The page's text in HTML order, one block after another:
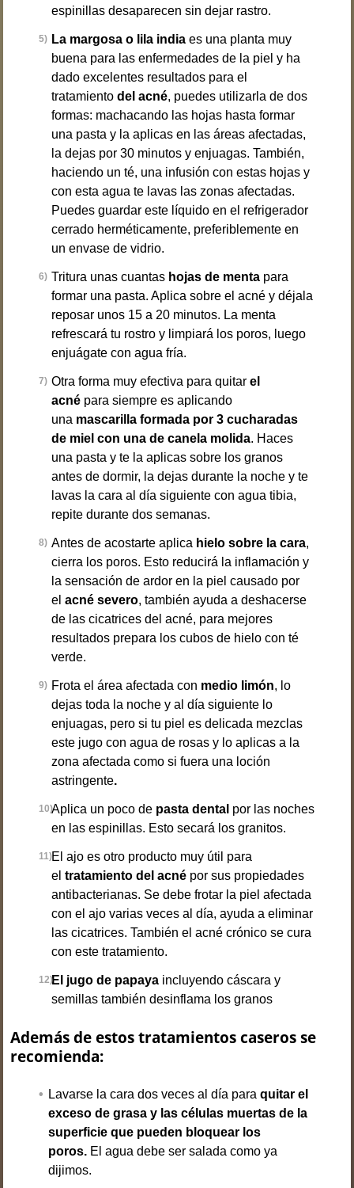
espinillas desaparecen sin dejar rastro.
La margosa o lila indiaes una planta muy
buena para las enfermedades de la piel y ha
dado excelentes resultados para el
tratamiento del acné, puedes utilizarla de dos
formas: machacando las hojas hasta formar
una pasta y la aplicas en las áreas afectadas,
la dejas por 30 minutos y enjuagas. También,
haciendo un té, una infusión con estas hojas y
con esta agua te lavas las zonas afectadas.
Puedes guardar este líquido en el refrigerador
cerrado herméticamente, preferiblemente en
un envase de vidrio.
Tritura unas cuantas hojas de mentapara
formar una pasta. Aplica sobre el acné y déjala
reposar unos 15 a 20 minutos. La menta
refrescará tu rostro y limpiará los poros, luego
enjuágate con agua fría.
Otra forma muy efectiva para quitar el
acnépara siempre es aplicando
una mascarilla formada por 3 cucharadas
de miel con una de canela molida. Haces
una pasta y te la aplicas sobre los granos
antes de dormir, la dejas durante la noche y te
lavas la cara al día siguiente con agua tibia,
repite durante dos semanas.
Antes de acostarte aplica hielo sobre la cara,
cierra los poros. Esto reducirá la inflamación y
la sensación de ardor en la piel causado por
el acné severo, también ayuda a deshacerse
de las cicatrices del acné, para mejores
resultados prepara los cubos de hielo con té
verde.
Frota el área afectada con medio limón, lo
dejas toda la noche y al día siguiente lo
enjuagas, pero si tu piel es delicada mezclas
este jugo con agua de rosas y lo aplicas a la
zona afectada como si fuera una loción
astringente.
Aplica un poco depasta dental por las noches
en las espinillas. Esto secará los granitos.
El ajo es otro producto muy útil para
el tratamiento del acnépor sus propiedades
antibacterianas. Se debe frotar la piel afectada
con el ajo varias veces al día, ayuda a eliminar
las cicatrices. También el acné crónico se cura
con este tratamiento.
El jugo de papayaincluyendo cáscara y
semillas también desinflama los granos
Además de estos tratamientos caseros se
recomienda:
Lavarse la cara dos veces al día paraquitar el
exceso de grasa y las células muertas de la
superficieque pueden bloquear los
poros.El agua debe ser salada como ya
dijimos.